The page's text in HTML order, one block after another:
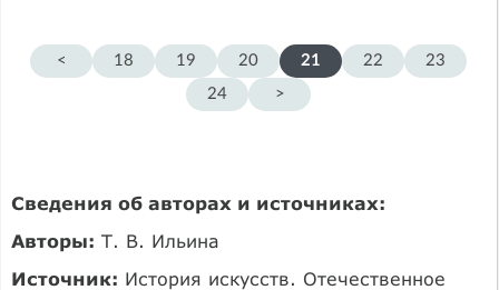
< 18 19 20 21 22
23
24
>
Сведения об авторах и источниках:
Авторы: Т. В. Ильина
Источник: История искусств. Отечественное